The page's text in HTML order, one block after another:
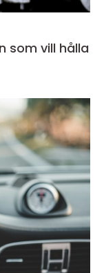
som vill hålla